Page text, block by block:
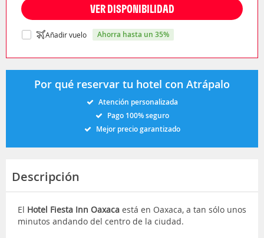
VER DISPONIBILIDAD
Añadir vuelo ahorra hasta un 35%
Por qué reservar tu hotel con Atrápalo
Atención personalizada
Pago 100% seguro
Mejor precio garantizado
Descripción
El Hotel Fiesta Inn Oaxaca está en Oaxaca, a tan sólo unos
minutos andando del centro de la ciudad.